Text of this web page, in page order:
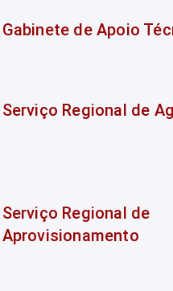
Gabinete de Apoio
Serviço Regional de
Serviço Regional de
Aprovisionamento